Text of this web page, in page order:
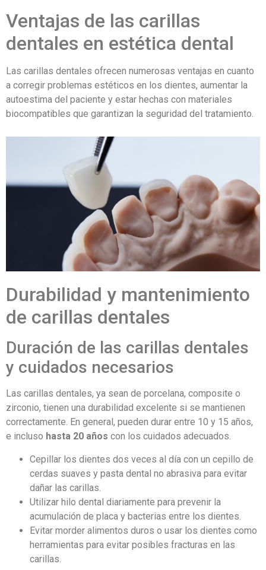
Ventajas de las carillas
dentales en estética dental
Las carillas dentales ofrecen numerosas ventajas en cuanto
a corregir problemas estéticos en los dientes, aumentar la
autoestima del paciente y estar hechas con materiales
biocompatibles que garantizan la seguridad del tratamiento.
Durabilidad y mantenimiento
de carillas dentales
Duración de las carillas dentales
y cuidados necesarios
Las carillas dentales, ya sean de porcelana, composite o
zirconio, tienen una durabilidad excelente si se mantienen
correctamente. En general, pueden durar entre 10 y 15 años,
e incluso hasta 20 años con los cuidados adecuados.
Cepillar los dientes dos veces al día con un cepillo de
cerdas suaves y pasta dental no abrasiva para evitar
dañar las carillas.
Utilizar hilo dental diariamente para prevenir la
acumulación de placa y bacterias entre los dientes.
Evitar morder alimentos duros o usar los dientes como
herramientas para evitar posibles fracturas en las
carillas.